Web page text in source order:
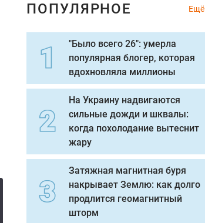
ПОПУЛЯРНОЕ Ещё
"Было всего 26": умерла
популярная блогер, которая
вдохновляла миллионы
На Украину надвигаются
сильные дожди и шквалы:
когда похолодание вытеснит
жару
Затяжная магнитная буря
накрывает Землю: как долго
продлится геомагнитный
шторм